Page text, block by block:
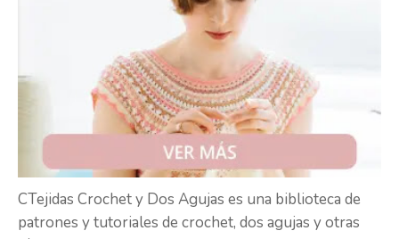
CTejidas Crochet y Dos Agujas es una biblioteca de
patrones y tutoriales de crochet, dos agujas y otras